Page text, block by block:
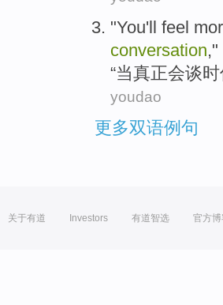
"You'll feel
conversation,"
“当真正会谈时
youdao
更多双语例句
关于有道 Investors 有道智选 官方博